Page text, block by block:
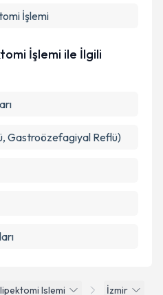
Islemi İzmir
İşlemi
İşlemi ile İlgili
Gastroözefagiyal Reflü)